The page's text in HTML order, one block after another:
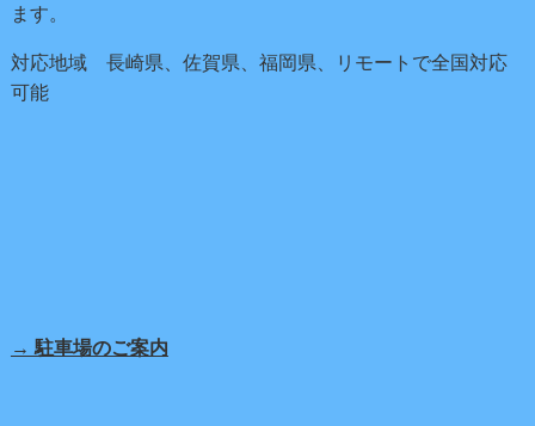
ます。
対応地域 長崎県、佐賀県、福岡県、リモートで全国対応
可能
→ 駐車場のご案内